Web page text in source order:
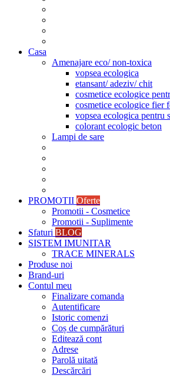
Casa
Amenajare eco/ non-toxica
vopsea ecologica
etansant/ adeziv/ chit
cosmetice ecologice
cosmetice ecologice fier
vopsea ecologica pentru
colorant ecologic beton
Lampi de sare
PROMOTII Oferte
Promotii - Cosmetice
Promotii - Suplimente
Sfaturi BLOG
SISTEM IMUNITAR
TRACE MINERALS
Produse noi
Brand-uri
Contul meu
Finalizare comanda
Autentificare
Istoric comenzi
Coș de cumpărături
Editează cont
Adrese
Parolă uitată
Descărcări